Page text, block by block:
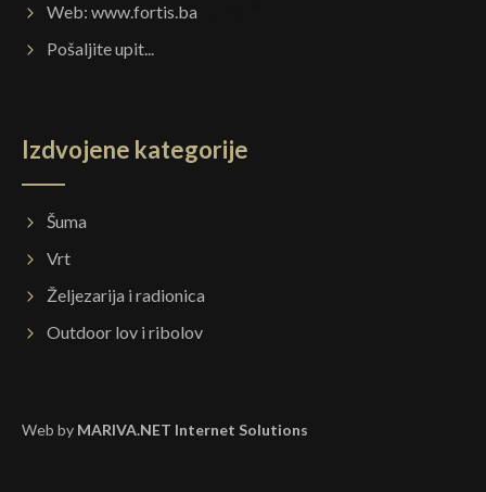
Web: www.fortis.ba
Pošaljite upit...
Izdvojene kategorije
Šuma
Vrt
Željezarija i radionica
Outdoor lov i ribolov
Web by MARIVA.NET Internet Solutions